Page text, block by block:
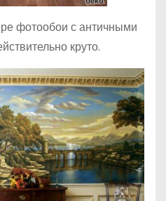
фотообои с античными
круто.